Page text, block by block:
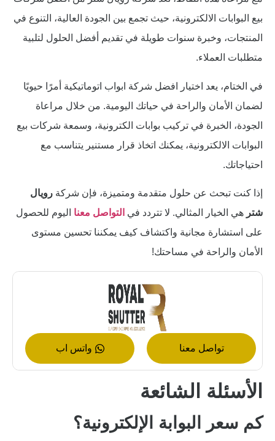
بيع البوابات الالكترونية، حيث تجمع بين الجودة العالية، التنوع في
المنتجات، وخبرة سنوات طويلة في تقديم أفضل الحلول لتلبية
متطلبات العملاء.
في الختام، يعد اختيار افضل شركة ابواب اتوماتيكية أمرًا حيويًا
لضمان الأمان والراحة في حياتك اليومية. من خلال مراعاة
الجودة، الخبرة في تركيب بوابات الكترونية، وسمعة شركات بيع
البوابات الالكترونية، يمكنك اتخاذ قرار مستنير يتناسب مع
احتياجاتك.
إذا كنت تبحث عن حلول متقدمة ومتميزة، فإن شركة رويال
شتر هي الخيار المثالي. لا تتردد في التواصل معنا اليوم للحصول
على استشارة مجانية واكتشاف كيف يمكننا تحسين مستوى
الأمان والراحة في مساحتك!
تواصل معنا واتس اب
الأسئلة الشائعة
كم سعر البوابة الإلكترونية؟